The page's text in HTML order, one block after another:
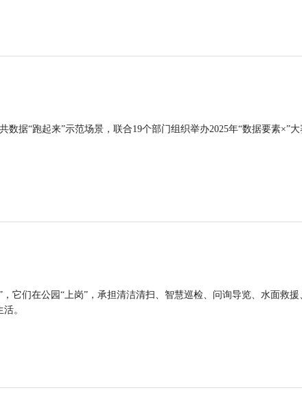
据“跑起来”示范场景，联合19个部门组织举办2025年“数据要素×”大
它们在公园“上岗”，承担清洁清扫、智慧巡检、问询导览、水面救援
。